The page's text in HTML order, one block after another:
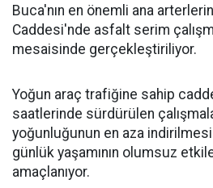
Buca'nın en önemli ana
Caddesi'nde asfalt serim
mesaisinde gerçekleştiriliyor.
Yoğun araç trafiğine sahip
saatlerinde sürdürülen
yoğunluğunun en aza
günlük yaşamının olumsuz
amaçlanıyor.